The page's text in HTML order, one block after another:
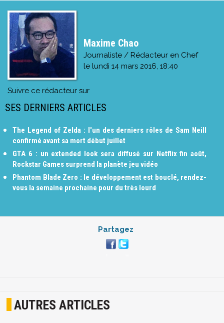
Maxime Chao
Journaliste / Rédacteur en Chef
le lundi 14 mars 2016, 18:40
Suivre ce rédacteur sur
SES DERNIERS ARTICLES
The Legend of Zelda : l'un des derniers rôles de Sam Neill
confirmé avant sa mort début juillet
GTA 6 : un extended look sera diffusé sur Netflix fin août,
Rockstar Games surprend la planète jeu vidéo
Phantom Blade Zero : le développement est bouclé, rendez-
vous la semaine prochaine pour du très lourd
Partagez
AUTRES ARTICLES